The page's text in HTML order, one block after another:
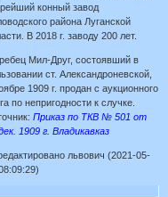
конный завод
района Луганской
В 2018 г. заводу 200 лет.
Мил-Друг, состоявший в
ст. Александроневской,
1909 г. продан с аукционного
по непригодности к случке.
Приказ по ТКВ № 501 от
1909 г. Владикавказ
львович (2021-05-